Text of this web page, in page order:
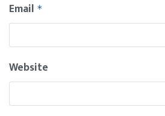
Email *
Website